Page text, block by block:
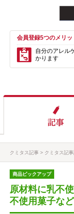
会員登録5つのメリッ
自分のアレル
かります
クミタス記事 クミタス記
商品ピックアップ
原材料に乳不
不使用菓子など